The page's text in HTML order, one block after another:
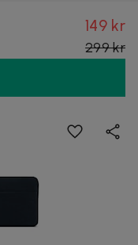
149 kr
299 kr